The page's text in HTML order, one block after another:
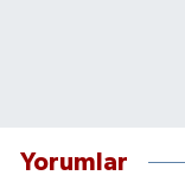
Yorumlar